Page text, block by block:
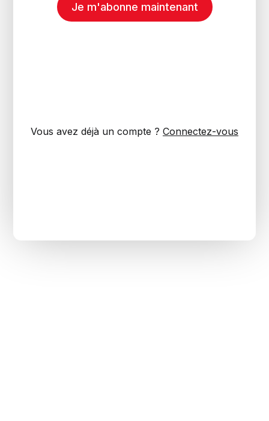
Je m'abonne maintenant
Vous avez déjà un compte ? Connectez-vous